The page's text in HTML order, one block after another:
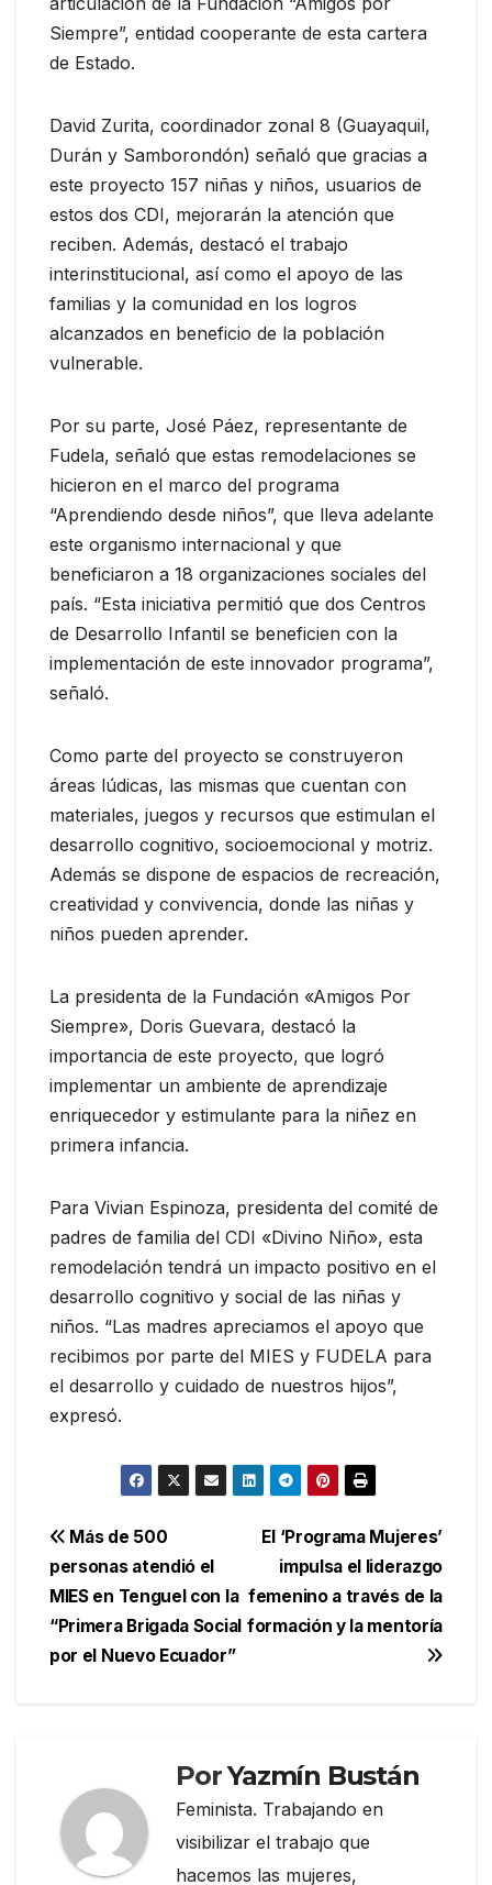
Siempre”, entidad cooperante de esta cartera
de Estado.
David Zurita, coordinador zonal 8 (Guayaquil,
Durán y Samborondón) señaló que gracias a
este proyecto 157 niñas y niños, usuarios de
estos dos CDI, mejorarán la atención que
reciben. Además, destacó el trabajo
interinstitucional, así como el apoyo de las
familias y la comunidad en los logros
alcanzados en beneficio de la población
vulnerable.
Por su parte, José Páez, representante de
Fudela, señaló que estas remodelaciones se
hicieron en el marco del programa
“Aprendiendo desde niños”, que lleva adelante
este organismo internacional y que
beneficiaron a 18 organizaciones sociales del
país. “Esta iniciativa permitió que dos Centros
de Desarrollo Infantil se beneficien con la
implementación de este innovador programa”,
señaló.
Como parte del proyecto se construyeron
áreas lúdicas, las mismas que cuentan con
materiales, juegos y recursos que estimulan el
desarrollo cognitivo, socioemocional y motriz.
Además se dispone de espacios de recreación,
creatividad y convivencia, donde las niñas y
niños pueden aprender.
La presidenta de la Fundación «Amigos Por
Siempre», Doris Guevara, destacó la
importancia de este proyecto, que logró
implementar un ambiente de aprendizaje
enriquecedor y estimulante para la niñez en
primera infancia.
Para Vivian Espinoza, presidenta del comité de
padres de familia del CDI «Divino Niño», esta
remodelación tendrá un impacto positivo en el
desarrollo cognitivo y social de las niñas y
niños. “Las madres apreciamos el apoyo que
recibimos por parte del MIES y FUDELA para
el desarrollo y cuidado de nuestros hijos”,
expresó.
Navegación
de
entradas
El ‘Programa Mujeres’
impulsa el liderazgo
femenino a través de la
formación y la mentoría
Más de 500
personas atendió el
MIES en Tenguel con la
“Primera Brigada Social
por el Nuevo Ecuador”
PorYazmín Bustán
Feminista. Trabajando en
visibilizar el trabajo que
hacemos las mujeres,